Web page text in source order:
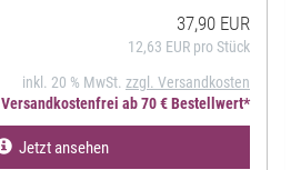
37,90 EUR
12,63 EUR pro Stück
inkl. 20 % MwSt. zzgl. Versandkosten
Versandkostenfrei ab 70 € Bestellwert*
Jetzt ansehen